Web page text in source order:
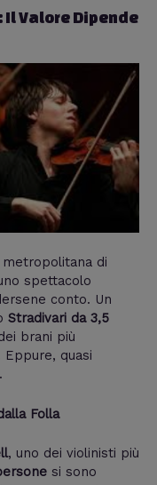
Il Valore Dipende
di
spettacolo
conto. Un
Stradivari da 3,5
brani più
quasi
Folla
, uno dei violinisti più
si sono